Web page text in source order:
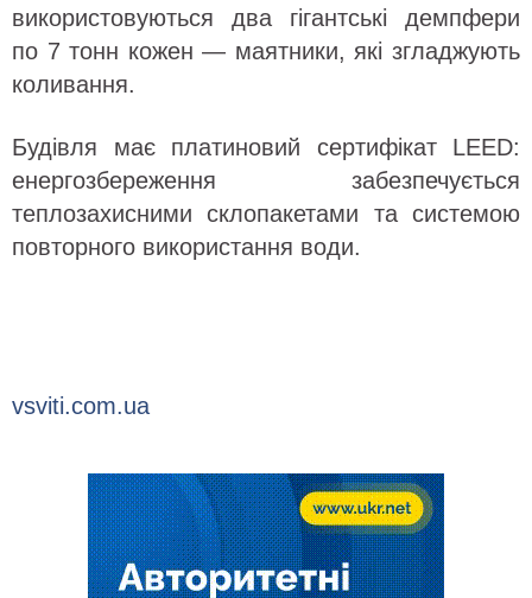
використовуються два гігантські демпфери
по 7 тонн кожен — маятники, які згладжують
коливання.
Будівля має платиновий сертифікат LEED:
енергозбереження забезпечується
теплозахисними склопакетами та системою
повторного використання води.
vsviti.com.ua